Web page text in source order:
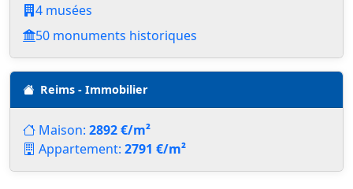
4 musées
50 monuments historiques
Reims - Immobilier
Maison: 2892 €/m²
Appartement: 2791 €/m²